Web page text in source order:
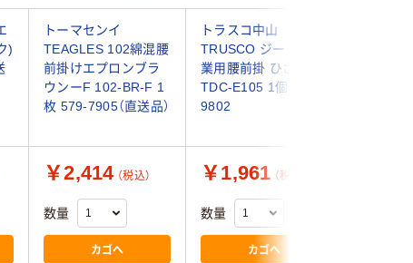
)
トーマセンイ
TEAGLES 102綿混腰
前掛けエプロンブラ
ウンーF 102-BR-F 1
枚 579-7905（直送品）
トラスコ中山
TRUSCO ジーンズ作
業用腰前掛 ひざ丈
TDC-E105 1個 768-
9802
￥2,414 （税込）
数量
カゴへ
￥1,961 （税込）
数量
カゴへ